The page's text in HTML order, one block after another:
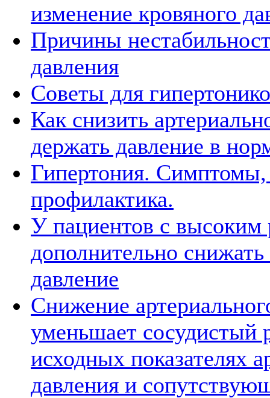
изменение кровяного
Причины
давления
Советы для
Как снизить
держать давление в
Гипертония. Симптомы,
профилактика.
У пациентов с высоким
дополнительно снижать
давление
Снижение
уменьшает сосудистый
исходных показателях
давления и